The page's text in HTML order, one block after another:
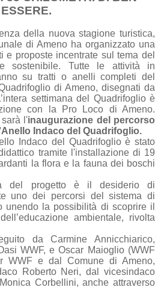
ESSERE.
della nuova stagione turistica,
di Ameno ha organizzato una
e proposte incentrate sul tema del
sostenibile. Tutte le attività in
su tratti o anelli completi del
di Ameno, disegnati da
settimana del Quadrifoglio è
con la Pro Loco di Ameno.
sarà l'inaugurazione del percorso
Indaco del Quadrifoglio.
Indaco del Quadrifoglio è stato
tramite l'installazione di 19
la flora e la fauna dei boschi
del progetto è il desiderio di
uno dei percorsi del sistema di
unendo la possibilità di scoprire il
ambientale, rivolta
da Carmine Annicchiarico,
WWF, e Oscar Maioglio (WWF
WWF e dal Comune di Ameno,
Roberto Neri, dal vicesindaco
Corbellini, anche attraverso